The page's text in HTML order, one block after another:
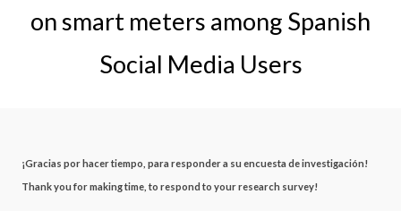
on smart meters among Spanish
Social Media Users
¡Gracias por hacer tiempo, para responder a su encuesta de investigación!
Thank you for making time, to respond to your research survey!